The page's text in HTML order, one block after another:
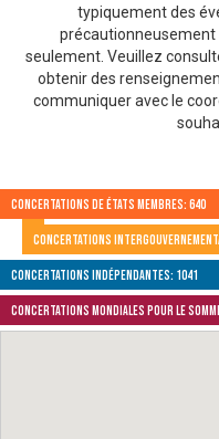
typiquement des
précautionneusement
seulement. Veuillez
obtenir des
communiquer avec le
Concertations de États membres: 640
Concertations
Concertations indépendantes: 1041
Concertations mondiales pour le